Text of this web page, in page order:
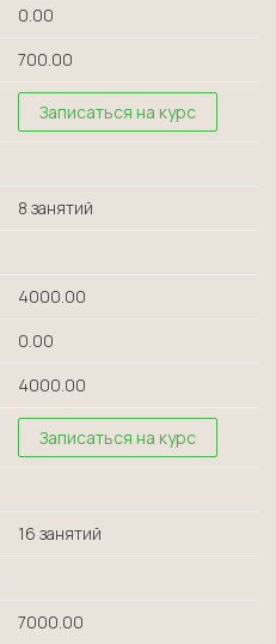
0.00
700.00
Записаться на курс
8 занятий
4000.00
0.00
4000.00
Записаться на курс
16 занятий
7000.00